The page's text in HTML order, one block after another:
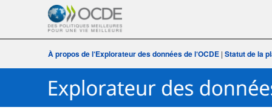
À propos de l‘Explorateur des données de l‘OCDE | Statut de la